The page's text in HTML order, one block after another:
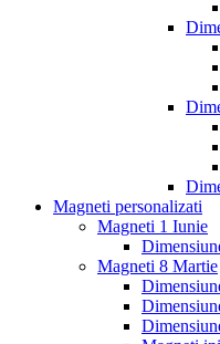
Magneti personalizati
Magneti 1 Iunie
Magneti 8 Martie